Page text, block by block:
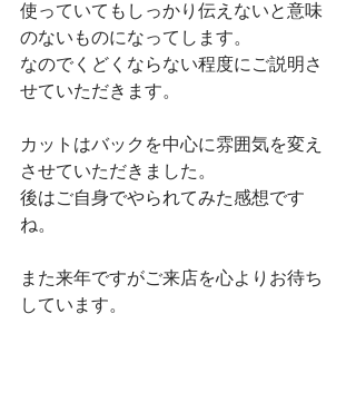
使っていてもしっかり伝えないと意味
のないものになってします。
なのでくどくならない程度にご説明さ
せていただきます。
カットはバックを中心に雰囲気を変え
させていただきました。
後はご自身でやられてみた感想です
ね。
また来年ですがご来店を心よりお待ち
しています。